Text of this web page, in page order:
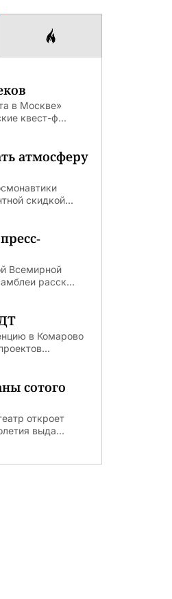
в Москве»
квест-ф...
атмосферу
скидкой...
Всемирной
расск...
в Комарово
сотого
откроет
выда...